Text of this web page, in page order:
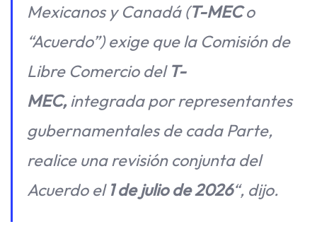
Mexicanos y Canadá (T-MECo
“Acuerdo”) exige que la Comisión de
Libre Comercio del T-
MEC,integrada por representantes
gubernamentales de cada Parte,
realice una revisión conjunta del
Acuerdo el 1 de julio de 2026“, dijo.